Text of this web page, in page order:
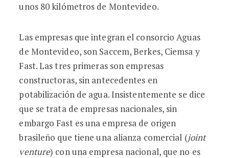
unos 80 kilómetros de Montevideo.
Las empresas que integran el consorcio Aguas
de Montevideo, son Saccem, Berkes, Ciemsa y
Fast. Las tres primeras son empresas
constructoras, sin antecedentes en
potabilización de agua. Insistentemente se dice
que se trata de empresas nacionales, sin
embargo Fast es una empresa de origen
brasileño que tiene una alianza comercial (joint
venture) con una empresa nacional, que no es